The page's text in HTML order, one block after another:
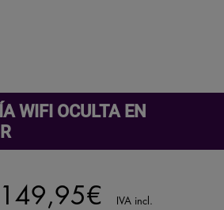
WIFI OCULTA EN
El
149,95€ ElIVA incl.